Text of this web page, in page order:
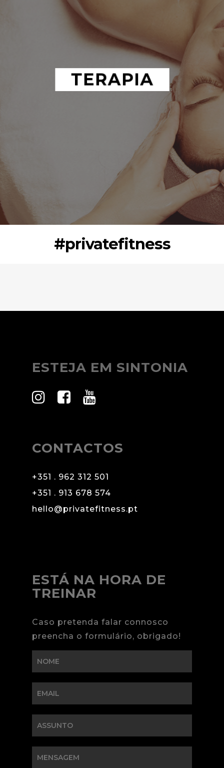
TERAPIA
#privatefitness
ESTEJA EM SINTONIA
CONTACTOS
+351 . 962 312 501
+351 . 913 678 574
hello@privatefitness.pt
ESTÁ NA HORA DE
TREINAR
Caso pretenda falar connosco
preencha o formulário, obrigado!